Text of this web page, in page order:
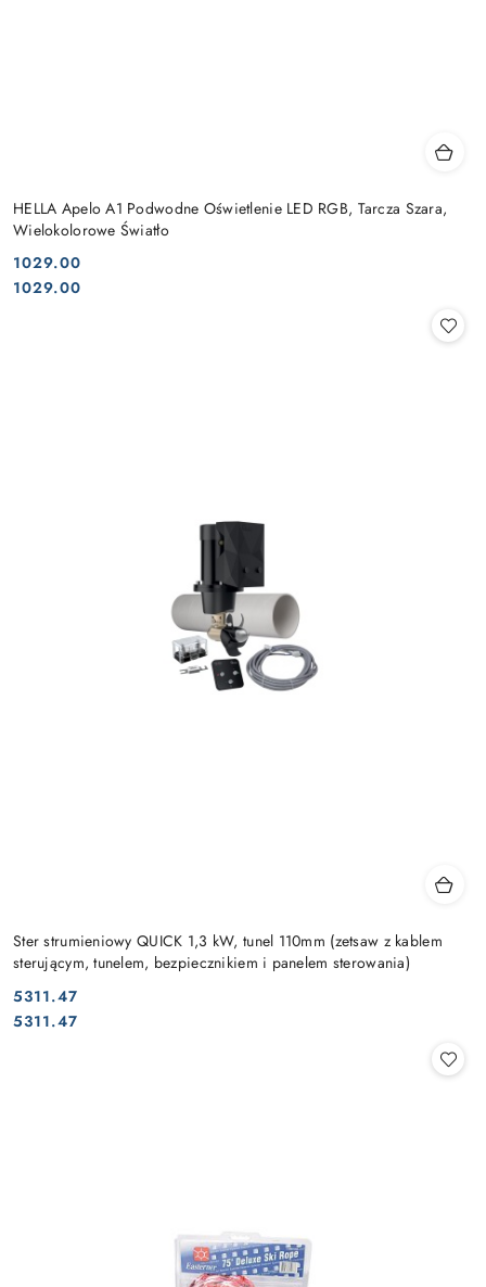
HELLA Apelo A1 Podwodne Oświetlenie LED RGB, Tarcza Szara,
Wielokolorowe Światło
Cena:
1029.00
Cena:
1029.00
Ster strumieniowy QUICK 1,3 kW, tunel 110mm (zetsaw z kablem
sterującym, tunelem, bezpiecznikiem i panelem sterowania)
Cena:
5311.47
Cena:
5311.47